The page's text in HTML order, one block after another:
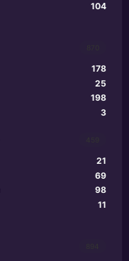
104
178
25
198
3
21
69
98
11